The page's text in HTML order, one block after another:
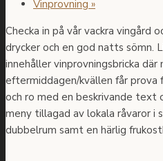
Vinprovning »
Checka in på vår vackra vingård
drycker och en god natts sömn.
innehåller vinprovningsbricka där
eftermiddagen/kvällen får prova
och ro med en beskrivande text
meny tillagad av lokala råvaror i
dubbelrum samt en härlig